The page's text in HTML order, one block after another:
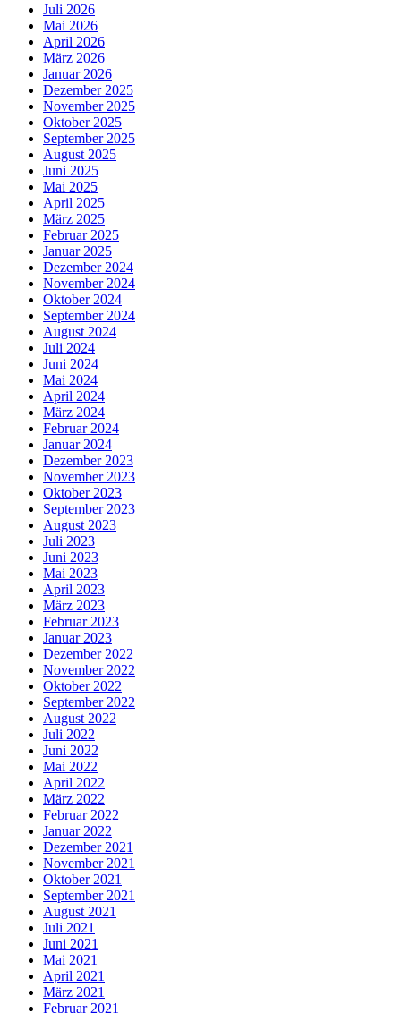
Juli 2026
Mai 2026
April 2026
März 2026
Januar 2026
Dezember 2025
November 2025
Oktober 2025
September 2025
August 2025
Juni 2025
Mai 2025
April 2025
März 2025
Februar 2025
Januar 2025
Dezember 2024
November 2024
Oktober 2024
September 2024
August 2024
Juli 2024
Juni 2024
Mai 2024
April 2024
März 2024
Februar 2024
Januar 2024
Dezember 2023
November 2023
Oktober 2023
September 2023
August 2023
Juli 2023
Juni 2023
Mai 2023
April 2023
März 2023
Februar 2023
Januar 2023
Dezember 2022
November 2022
Oktober 2022
September 2022
August 2022
Juli 2022
Juni 2022
Mai 2022
April 2022
März 2022
Februar 2022
Januar 2022
Dezember 2021
November 2021
Oktober 2021
September 2021
August 2021
Juli 2021
Juni 2021
Mai 2021
April 2021
März 2021
Februar 2021